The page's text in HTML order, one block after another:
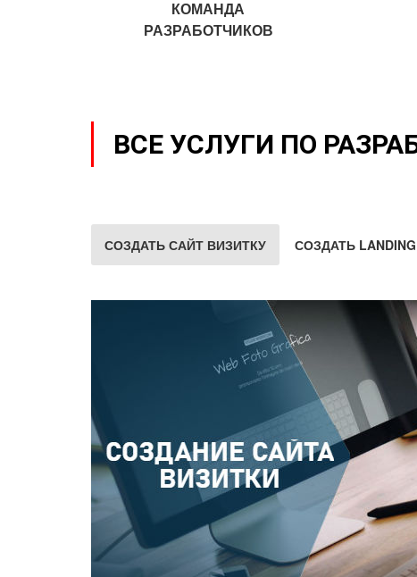
КОМАНДА
РАЗРАБОТЧИКОВ
ВСЕ УСЛУГИ ПО
СОЗДАТЬ САЙТ ВИЗИТКУ СОЗДАТЬ LANDING